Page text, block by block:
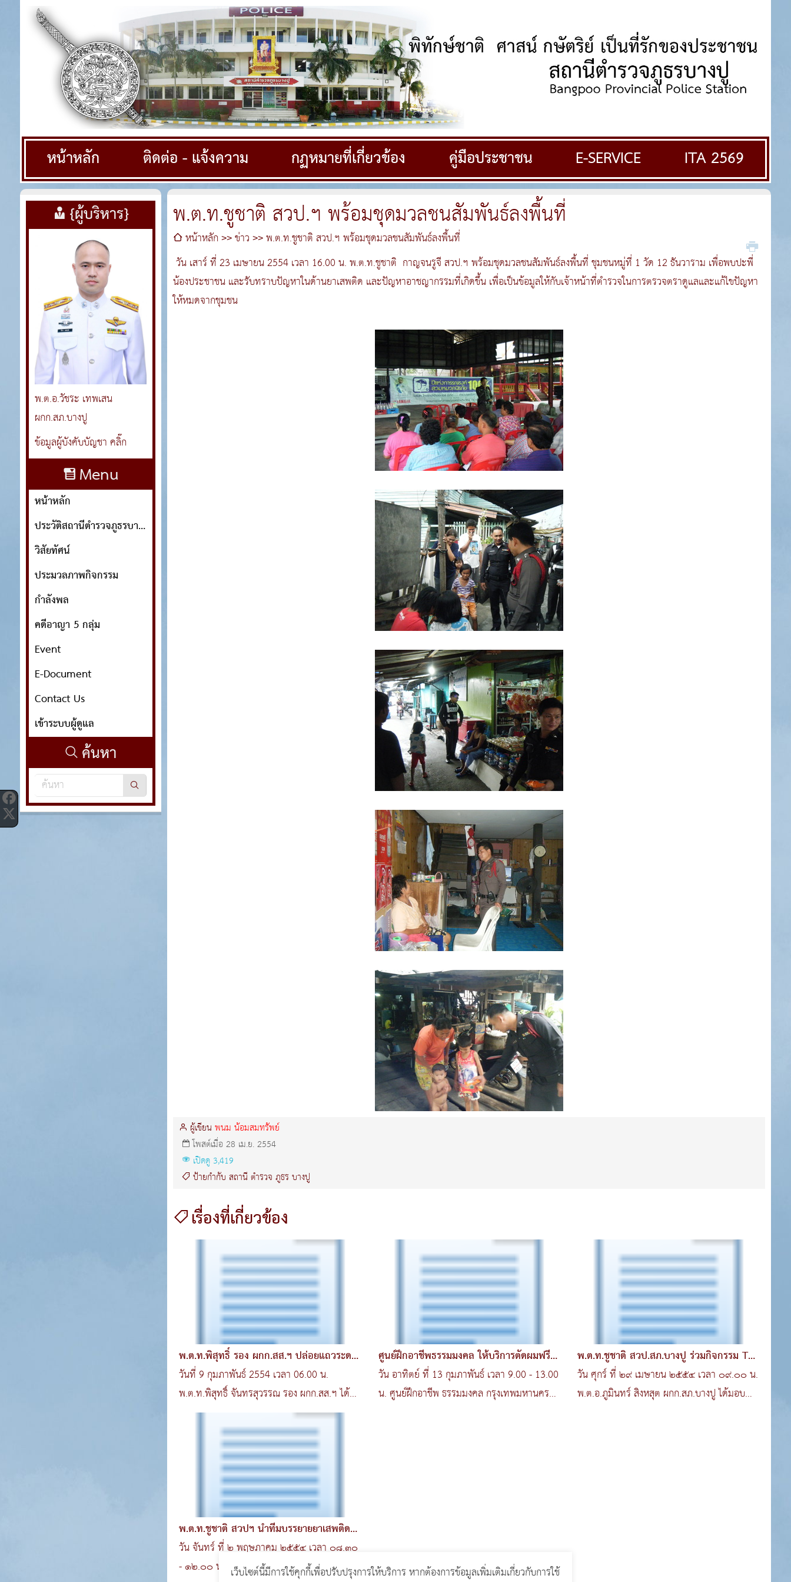
หน้าหลัก ติดต่อ - แจ้งความ กฏหมายที่เกี่ยวข้อง คู่มือประชาชน E-SERVICE
ITA 2569
{ผู้บริหาร}
พ.ต.อ.วัชระ เทพเสน
ผกก.สภ.บางปู
ข้อมูลผู้บังคับบัญชา คลิ๊ก
Menu
หน้าหลัก
ประวัติสถานีตำรวจภูธรบางปู
วิสัยทัศน์
ประมวลภาพกิจกรรม
กำลังพล
คดีอาญา 5 กลุ่ม
Event
E-Document
Contact Us
เข้าระบบผู้ดูแล
ค้นหา
พ.ต.ท.ชูชาติ สวป.ฯ พร้อมชุดมวลชนสัมพันธ์ลงพื้นที่
หน้าหลัก ข่าว
พ.ต.ท.ชูชาติ สวป.ฯ พร้อมชุดมวลชนสัมพันธ์ลงพื้นที่
วัน เสาร์ ที่ 23 เมษายน 2554 เวลา 16.00 น. พ.ต.ท.ชูชาติ กาญจนรูจี สวป.ฯ พร้อมชุดมวลชนสัมพันธ์ลงพื้นที่ ชุมชนหมู่ที่ 1 วัด 12 ธันวาราม เพื่อพบปะพี่
น้องประชาชน และรับทราบปัญหาในด้านยาเสพติด และปัญหาอาชญากรรมที่เกิดขึ้น เพื่อเป็นข้อมูลให้กับเจ้าหน้าที่ตำรวจในการตรวจตราดูแลและแก้ไขปัญหา
ให้หมดจากชุมชน
ผู้เขียนพนม น้อมสมทรัพย์
โพสต์เมื่อ 28 เม.ย. 2554
เปิดดู 3,419
ป้ายกำกับ สถานีตำรวจ ภูธร บางปู
เรื่องที่เกี่ยวข้อง
พ.ต.ท.พิสุทธิ์ รอง ผกก.สส.ฯ ปล่อยแถวระดม
กวาดล้างอ
วันที่ 9 กุมภาพันธ์ 2554 เวลา 06.00 น.
พ.ต.ท.พิสุทธิ์ จันทรสุวรรณ รอง ผกก.สส.ฯ ได้รับ
มอบหมายจาก พ..
ศูนย์ฝึกอาชีพธรรมมงคล ให้บริการตัดผมฟรีที่
สภ.บาง
วัน อาทิตย์ ที่ 13 กุมภาพันธ์ เวลา 9.00 - 13.00
น. ศูนย์ฝึกอาชีพ ธรรมมงคล กรุงเทพมหานคร
พ.ต.ท.ชูชาติ สวป.สภ.บางปู ร่วมกิจกรรม To
Be Numbe
วัน ศุกร์ ที่ ๒๙ เมษายน ๒๕๕๔ เวลา ๐๙.๐๐ น.
พ.ต.อ.ภูมินทร์ สิงหสุต ผกก.สภ.บางปู ได้มอบ
พ.ต.ท.ชูชาติ สวปฯ นำทีมบรรยายยาเสพติด
และตรวจสารเส
วัน จันทร์ ที่ ๒ พฤษภาคม ๒๕๕๔ เวลา ๐๘.๓๐
- ๑๒.๐๐ น. พ.ต.ท.ชูชาติ กาญจนรูจี สวป.ฯเว็บไซต์นี้มีการใช้คุกกี้เพื่อปรับปรุงการให้บริการ หากต้องการข้อมูลเพิ่มเติมเกี่ยวกับการใช้